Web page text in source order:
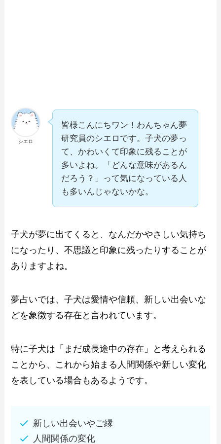
シエロ
皆様こんにちワン！わんちゃん夢
研究員のシエロです。子犬の夢っ
て、かわいくて印象に残ることが
多いよね。「どんな意味があるん
だろう？」って気になっている人
も多いんじゃないかな。
子犬が夢に出てくると、なんだかやさしい気持ち
になったり、不思議と印象に残ったりすることが
ありますよね。
夢占いでは、子犬は愛情や信頼、新しい出会いな
どを象徴する存在と言われています。
特に子犬は「まだ成長途中の存在」と考えられる
ことから、これから始まる人間関係や新しい変化
を表している場合もあるようです。
新しい出会いやご縁
人間関係の変化